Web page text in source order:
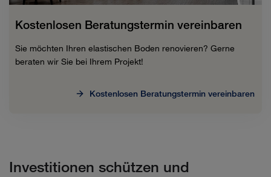
Kostenlosen Beratungstermin vereinbaren
Sie möchten Ihren elastischen Boden renovieren? Gerne
beraten wir Sie bei Ihrem Projekt!
Kostenlosen Beratungstermin vereinbaren
Investitionen schützen und